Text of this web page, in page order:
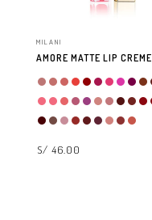
MILANI
AMORE MATTE LIP CREME
S/ 46.00